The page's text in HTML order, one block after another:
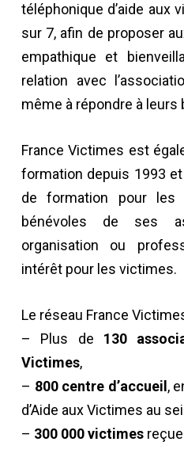
téléphonique d’aide aux
sur 7, afin de proposer
empathique et
relation avec
même à répondre à leurs
France Victimes est
formation depuis 1993
de formation pour les
bénévoles de ses
organisation ou
intérêt pour les victimes.
Le réseau France
– Plus de 130
Victimes,
– 800 centre d’accueil ,
d’Aide aux Victimes au
– 300 000 victimes